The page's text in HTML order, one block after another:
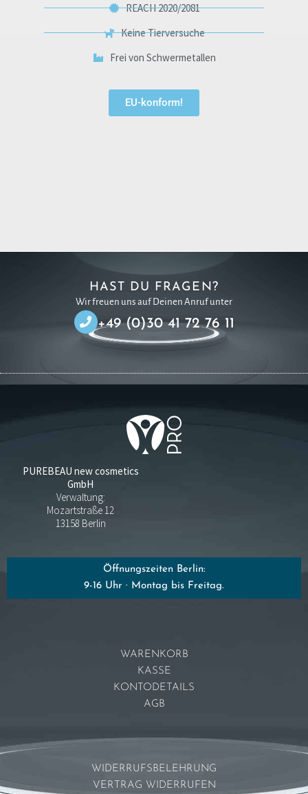
REACH 2020/2081
Keine Tierversuche
Frei von Schwermetallen
EU-konform!
HAST DU FRAGEN?
Wir freuen uns auf Deinen Anruf unter
+49 (0)30 41 72 76 11
PUREBEAU new cosmetics
GmbH
Verwaltung:
Mozartstraße 12
13158 Berlin
Öffnungszeiten Berlin:
9-16 Uhr · Montag bis Freitag.
WARENKORB
KASSE
KONTODETAILS
AGB
WIDERRUFSBELEHRUNG
VERTRAG WIDERRUFEN